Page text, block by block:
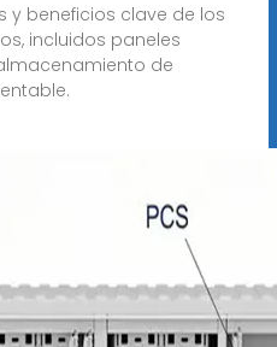
y beneficios clave de los
incluidos paneles
de